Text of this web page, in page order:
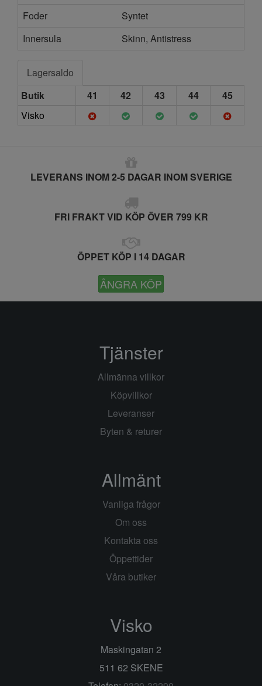
Foder
Syntet
Innersula
Skinn, Antistress
Lagersaldo
Butik
41 42 43 44
45
Visko
LEVERANS INOM 2-5 DAGAR INOM SVERIGE
FRI FRAKT VID KÖP ÖVER 799 KR
ÖPPET KÖP I 14 DAGAR
ÅNGRA KÖP
Tjänster
Allmänna villkor
Köpvillkor
Leveranser
Byten & returer
Allmänt
Vanliga frågor
Om oss
Kontakta oss
Öppettider
Våra butiker
Visko
Maskingatan 2
511 62 SKENE